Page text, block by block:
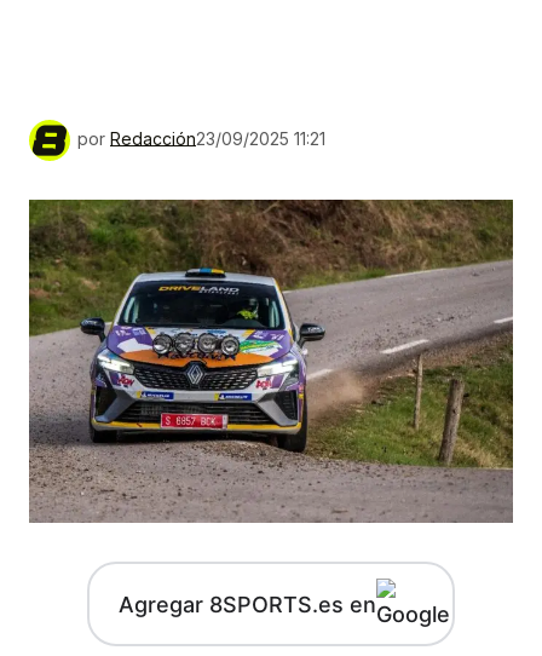
por Redacción23/09/2025 11:21
Agregar 8SPORTS.es en